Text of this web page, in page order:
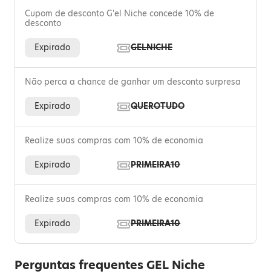
Cupom de desconto G'el Niche concede 10% de
desconto
Expirado GELNICHE
Não perca a chance de ganhar um desconto surpresa
Expirado QUEROTUDO
Realize suas compras com 10% de economia
Expirado PRIMEIRA10
Realize suas compras com 10% de economia
Expirado PRIMEIRA10
Perguntas frequentes GEL Niche